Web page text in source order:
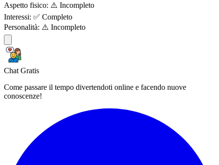
Aspetto fisico: ⚠️ Incompleto
Interessi: ✅ Completo
Personalità: ⚠️ Incompleto
Chat Gratis
Come passare il tempo divertendoti online e facendo nuove
conoscenze!